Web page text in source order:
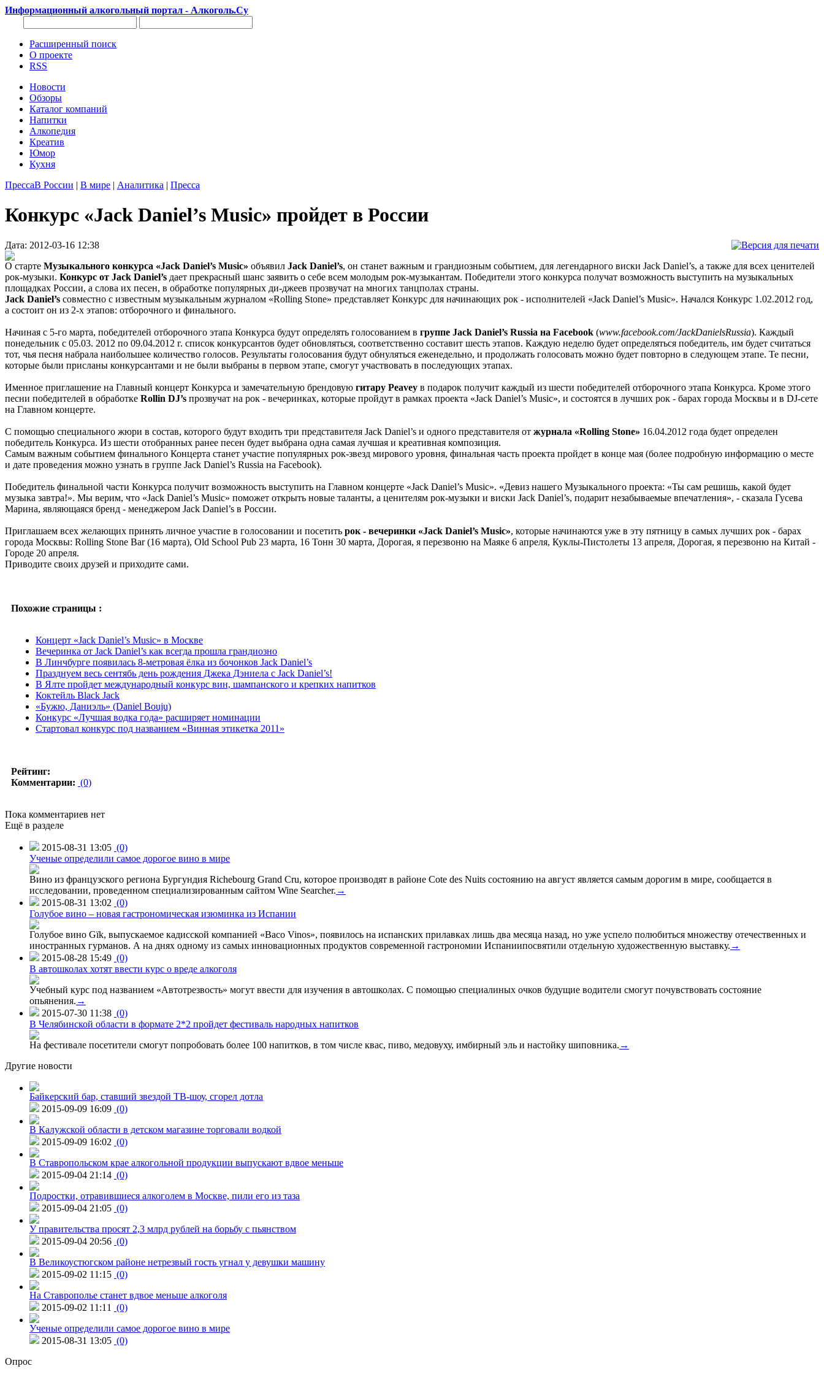
Информационный алкогольный портал - Алкоголь.Су
Расширенный поиск
О проекте
RSS
Новости
Обзоры
Каталог компаний
Напитки
Алкопедия
Креатив
Юмор
Кухня
ПрессаВ России | В мире | Аналитика | Пресса
Конкурс «Jack Daniel’s Music» пройдет в России
Дата: 2012-03-16 12:38
О старте Музыкального конкурса «Jack Daniel’s Music» объявил Jack Daniel’s, он станет важным и грандиозным событием, для легендарного виски Jack Daniel’s, а также для всех ценителей
рок-музыки. Конкурс от Jack Daniel’s дает прекрасный шанс заявить о себе всем молодым рок-музыкантам. Победители этого конкурса получат возможность выступить на музыкальных
площадках России, а слова их песен, в обработке популярных ди-джеев прозвучат на многих танцполах страны.
Jack Daniel’s совместно с известным музыкальным журналом «Rolling Stone» представляет Конкурс для начинающих рок - исполнителей «Jack Daniel’s Music». Начался Конкурс 1.02.2012 год,
а состоит он из 2-х этапов: отборочного и финального.
Начиная с 5-го марта, победителей отборочного этапа Конкурса будут определять голосованием в группе Jack Daniel’s Russia на Facebook (www.facebook.com/JackDanielsRussia). Каждый
понедельник с 05.03. 2012 по 09.04.2012 г. список конкурсантов будет обновляться, соответственно составит шесть этапов. Каждую неделю будет определяться победитель, им будет считаться
тот, чья песня набрала наибольшее количество голосов. Результаты голосования будут обнуляться еженедельно, и продолжать голосовать можно будет повторно в следующем этапе. Те песни,
которые были присланы конкурсантами и не были выбраны в первом этапе, смогут участвовать в последующих этапах.
Именное приглашение на Главный концерт Конкурса и замечательную брендовую гитару Peavey в подарок получит каждый из шести победителей отборочного этапа Конкурса. Кроме этого
песни победителей в обработке Rollin DJ’s прозвучат на рок - вечеринках, которые пройдут в рамках проекта «Jack Daniel’s Music», и состоятся в лучших рок - барах города Москвы и в DJ-сете
на Главном концерте.
С помощью специального жюри в состав, которого будут входить три представителя Jack Daniel’s и одного представителя от журнала «Rolling Stone» 16.04.2012 года будет определен
победитель Конкурса. Из шести отобранных ранее песен будет выбрана одна самая лучшая и креативная композиция.
Самым важным событием финального Концерта станет участие популярных рок-звезд мирового уровня, финальная часть проекта пройдет в конце мая (более подробную информацию о месте
и дате проведения можно узнать в группе Jack Daniel’s Russia на Facebook).
Победитель финальной части Конкурса получит возможность выступить на Главном концерте «Jack Daniel’s Music». «Девиз нашего Музыкального проекта: «Ты сам решишь, какой будет
музыка завтра!». Мы верим, что «Jack Daniel’s Music» поможет открыть новые таланты, а ценителям рок-музыки и виски Jack Daniel’s, подарит незабываемые впечатления», - сказала Гусева
Марина, являющаяся бренд - менеджером Jack Daniel’s в России.
Приглашаем всех желающих принять личное участие в голосовании и посетить рок - вечеринки «Jack Daniel’s Music», которые начинаются уже в эту пятницу в самых лучших рок - барах
города Москвы: Rolling Stone Bar (16 марта), Old School Pub 23 марта, 16 Тонн 30 марта, Дорогая, я перезвоню на Маяке 6 апреля, Куклы-Пистолеты 13 апреля, Дорогая, я перезвоню на Китай -
Городе 20 апреля.
Приводите своих друзей и приходите сами.
Похожие страницы :
Концерт «Jack Daniel’s Music» в Москве
Вечеринка от Jack Daniel’s как всегда прошла грандиозно
В Линчбурге появилась 8-метровая ёлка из бочонков Jack Daniel’s
Празднуем весь сентябь день рождения Джека Дэниела с Jack Daniel’s!
В Ялте пройдет международный конкурс вин, шампанского и крепких напитков
Коктейль Black Jack
«Бужю, Даниэль» (Daniel Bouju)
Конкурс «Лучшая водка года» расширяет номинации
Стартовал конкурс под названием «Винная этикетка 2011»
Рейтинг:
Комментарии: (0)
Пока комментариев нет
Ещё в разделе
2015-08-31 13:05 (0)
Ученые определили самое дорогое вино в мире
Вино из французского региона Бургундия Richebourg Grand Cru, которое производят в районе Cote des Nuits состоянию на август является самым дорогим в мире, сообщается в
исследовании, проведенном специализированным сайтом Wine Searcher. →
2015-08-31 13:02 (0)
Голубое вино – новая гастрономическая изюминка из Испании
Голубое вино Gïk, выпускаемое кадисской компанией «Baco Vinos», появилось на испанских прилавках лишь два месяца назад, но уже успело полюбиться множеству отечественных и
иностранных гурманов. А на днях одному из самых инновационных продуктов современной гастрономии Испаниипосвятили отдельную художественную выставку. →
2015-08-28 15:49 (0)
В автошколах хотят ввести курс о вреде алкоголя
Учебный курс под названием «Автотрезвость» могут ввести для изучения в автошколах. С помощью специалиных очков будущие водители смогут почувствовать состояние
опьянения. →
2015-07-30 11:38 (0)
В Челябинской области в формате 2*2 пройдет фестиваль народных напитков
На фестивале посетители смогут попробовать более 100 напитков, в том числе квас, пиво, медовуху, имбирный эль и настойку шиповника. →
Другие новости
Байкерский бар, ставший звездой ТВ-шоу, сгорел дотла
2015-09-09 16:09 (0)
В Калужской области в детском магазине торговали водкой
2015-09-09 16:02 (0)
В Ставропольском крае алкогольной продукции выпускают вдвое меньше
2015-09-04 21:14 (0)
Подростки, отравившиеся алкоголем в Москве, пили его из таза
2015-09-04 21:05 (0)
У правительства просят 2,3 млрд рублей на борьбу с пьянством
2015-09-04 20:56 (0)
В Великоустюгском районе нетрезвый гость угнал у девушки машину
2015-09-02 11:15 (0)
На Ставрополье станет вдвое меньше алкоголя
2015-09-02 11:11
(0)
Ученые определили самое дорогое вино в мире
2015-08-31 13:05 (0)
Опрос